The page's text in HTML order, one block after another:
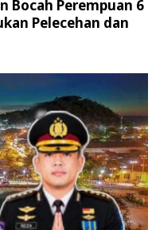
Bocah Perempuan 6
Pelecehan dan